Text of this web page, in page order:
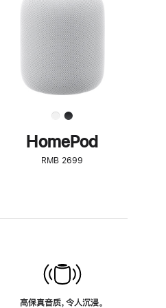
了
解
HomePod<
HomePod
RMB 2699
高保真音质，令人沉浸。